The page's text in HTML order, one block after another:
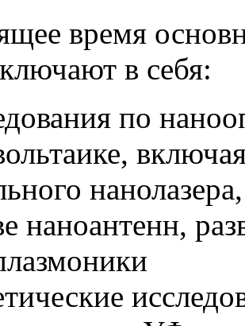
время
в себя:
по
наноантенн,